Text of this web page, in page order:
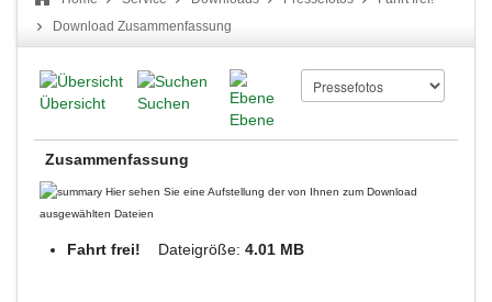
Download Zusammenfassung
Übersicht
Suchen
Ebene
Zusammenfassung
Hier sehen Sie eine Aufstellung der von Ihnen zum Download
ausgewählten Dateien
Fahrt frei! Dateigröße: 4.01 MB